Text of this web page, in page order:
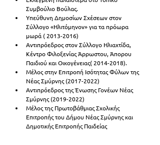
Συμβούλιο Βούλας.
Υπεύθυνη Δημοσίων Σχέσεων στον
Σύλλογο «Ηλιτόμηνον» για τα πρόωρα
μωρά ( 2013-2016)
Αντιπρόεδρος στον Σύλλογο Ηλιαχτίδα,
Κέντρο Φιλοξενίας Άρρωστου, Άπορου
Παιδιού και Οικογένειας( 2014-2018).
Μέλος στην Επιτροπή Ισότητας Φύλων της
Νέας Σμύρνης (2017-2022)
Αντιπρόεδρος της Ένωσης Γονέων Νέας
Σμύρνης (2019-2022)
Μέλος της Πρωτοβάθμιας Σχολικής
Επιτροπής του Δήμου Νέας Σμύρνης και
Δημοτικής Επιτροπής Παιδείας